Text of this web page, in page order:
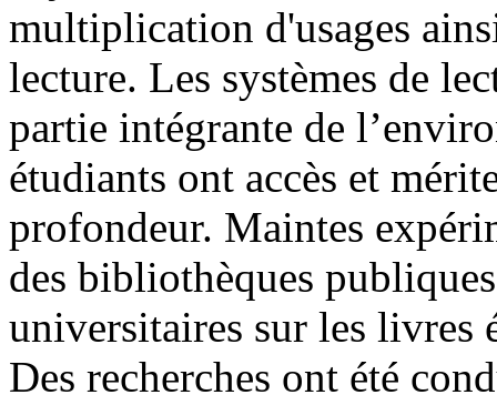
multiplication d'usages
lecture. Les systèmes de
partie intégrante de
étudiants ont accès et
profondeur. Maintes
des bibliothèques
universitaires sur les livres
Des recherches ont été